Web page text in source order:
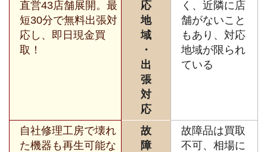
直営43店舗展開。最
短30分で無料出張対
応し、即日現金買
取！
応
地
域
・
出
張
対
応
く、近隣に店
舗がないこと
もあり、対応
地域が限られ
ている
自社修理工房で壊れ
た機器も再生可能な
故
障
故障品は買取
不可、相場に